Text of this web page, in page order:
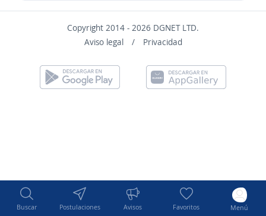
Buscar Postulaciones Avisos Favoritos Menú
Copyright 2014 - 2026 DGNET LTD.
Aviso legal
/ Privacidad